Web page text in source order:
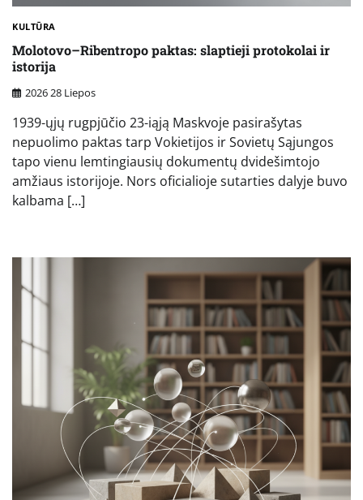
KULTŪRA
Molotovo–Ribentropo paktas: slaptieji protokolai ir
istorija
2026 28 Liepos
1939-ųjų rugpjūčio 23-iąją Maskvoje pasirašytas
nepuolimo paktas tarp Vokietijos ir Sovietų Sąjungos
tapo vienu lemtingiausių dokumentų dvidešimtojo
amžiaus istorijoje. Nors oficialioje sutarties dalyje buvo
kalbama […]